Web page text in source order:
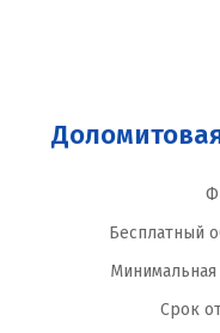
Бесплатный
Минимальная
Срок